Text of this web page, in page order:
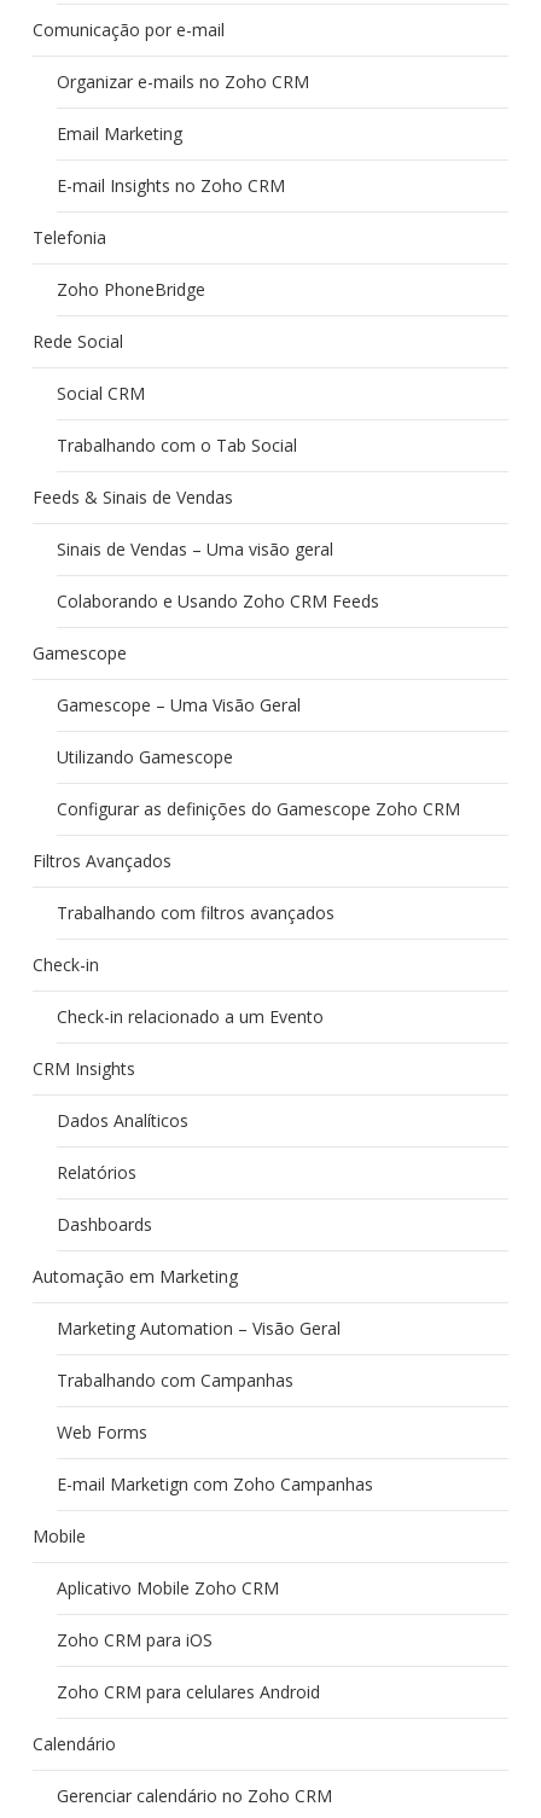
Comunicação por e-mail
Organizar e-mails no Zoho CRM
Email Marketing
E-mail Insights no Zoho CRM
Telefonia
Zoho PhoneBridge
Rede Social
Social CRM
Trabalhando com o Tab Social
Feeds & Sinais de Vendas
Sinais de Vendas – Uma visão geral
Colaborando e Usando Zoho CRM Feeds
Gamescope
Gamescope – Uma Visão Geral
Utilizando Gamescope
Configurar as definições do Gamescope Zoho CRM
Filtros Avançados
Trabalhando com filtros avançados
Check-in
Check-in relacionado a um Evento
CRM Insights
Dados Analíticos
Relatórios
Dashboards
Automação em Marketing
Marketing Automation – Visão Geral
Trabalhando com Campanhas
Web Forms
E-mail Marketign com Zoho Campanhas
Mobile
Aplicativo Mobile Zoho CRM
Zoho CRM para iOS
Zoho CRM para celulares Android
Calendário
Gerenciar calendário no Zoho CRM